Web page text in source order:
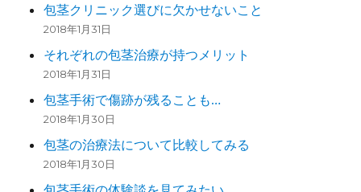
包茎クリニック選びに欠かせないこと
2018年1月31日
それぞれの包茎治療が持つメリット
2018年1月31日
包茎手術で傷跡が残ることも…
2018年1月30日
包茎の治療法について比較してみる
2018年1月30日